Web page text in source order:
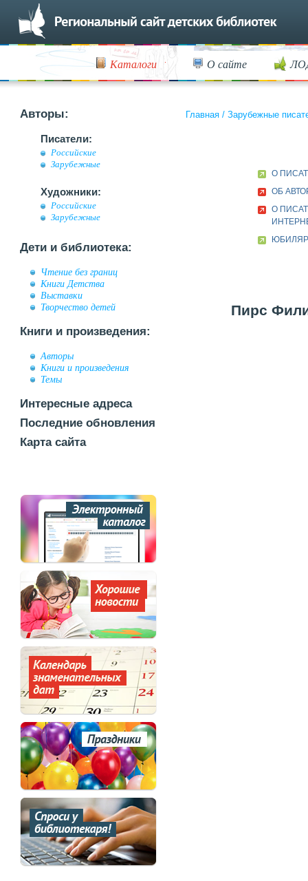
Каталоги О сайте
Авторы:
Писатели:
Российские
Зарубежные
Художники:
Российские
Зарубежные
Дети и библиотека:
Чтение без границ
Книги Детства
Выставки
Творчество детей
Книги и произведения:
Авторы
Книги и произведения
Темы
Интересные адреса
Последние обновления
Карта сайта
Главная / Зарубежные
О
ОБ
О
ЮБИЛЯР
Пирс